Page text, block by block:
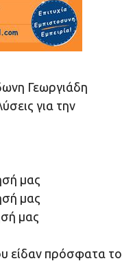
Γεωργιάδη
για την
μας
μας
μας
είδαν πρόσφατα το